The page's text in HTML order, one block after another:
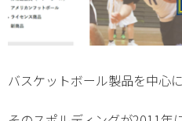
バスケットボール製品を中心